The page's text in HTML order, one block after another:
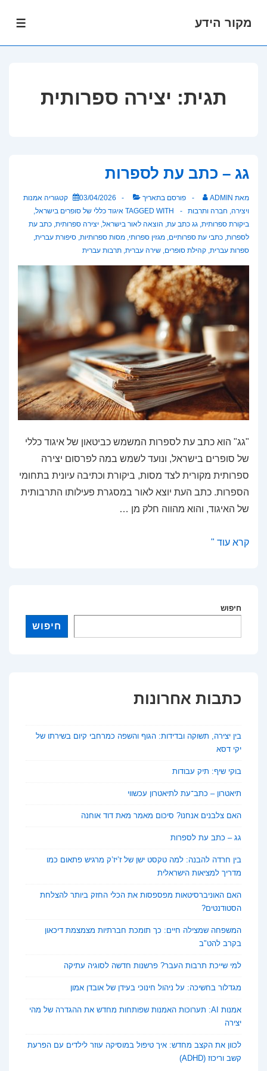
מקור הידע
תגית: יצירה ספרותית
גג – כתב עת לספרות
מאת ADMIN פורסם בתאריך 03/04/2026 קטגוריה אמנות
ויצירה, חברה ותרבות TAGGED WITH איגוד כללי של סופרים בישראל,
ביקורת ספרותית, גג כתב עת, הוצאה לאור בישראל, יצירה ספרותית, כתב עת
לספרות, כתבי עת ספרותיים, מגזין ספרותי, מסות ספרותיות, סיפורת עברית,
ספרות עברית, קהילת סופרים, שירה עברית, תרבות עברית
"גג" הוא כתב עת לספרות המשמש כביטאון של איגוד כללי
של סופרים בישראל, ונועד לשמש במה לפרסום יצירה
ספרותית מקורית לצד מסות, ביקורת וכתיבה עיונית בתחומי
הספרות. כתב העת יוצא לאור במסגרת פעילותו התרבותית
של האיגוד, והוא מהווה חלק מן …
גג
לספרות
קרא עוד "
חיפוש
חיפוש
כתבות אחרונות
בין יצירה, תשוקה ובדידות: הגוף והשפה כמרחבי קיום בשירתו של
יקי דסא
בוקי שיף: תיק עבודות
תיאטרון – כתב־עת לתיאטרון עכשווי
האם צלבנים אנחנו? סיכום מאמר מאת דוד אוחנה
גג – כתב עת לספרות
בין חרדה להבנה: למה טקסט ישן של ז’יז’ק מרגיש פתאום כמו
מדריך למציאות הישראלית
האם האוניברסיטאות מפספסות את הכלי החזק ביותר להצלחת
הסטודנטים?
המשפחה שמצילה חיים: כך תומכת חברתיות מצמצמת דיכאון
בקרב להט"ב
למי שייכת תרבות העבר? פרשנות חדשה לסוגיה עתיקה
מגדלור בחשיכה: על ניהול חינוכי בעידן של אובדן אמון
אמנות AI: תערוכות האמנות שפותחות מחדש את ההגדרה של מהי
יצירה
לכוון את הקצב מחדש: איך טיפול במוסיקה עוזר לילדים עם הפרעת
קשב וריכוז (ADHD)